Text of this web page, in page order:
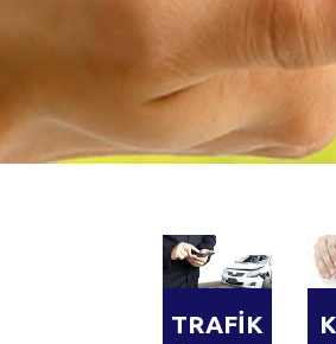
TRAFİK